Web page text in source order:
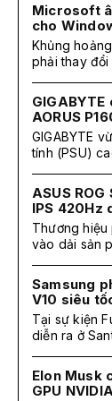
Microsoft
cho
Khủng
phải thay đổi
AORUS
GIGABYTE
tính (PSU)
ASUS
IPS 420Hz
Thương hiệu
vào dải sản
Samsung
V10 siêu
Tại sự kiện
diễn ra ở
Elon Musk
GPU NVIDIA